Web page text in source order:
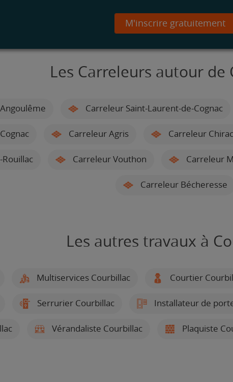
M'inscrire gratuitement
Les Carreleurs autour de
Carreleur Saint-Laurent-de-Cognac
Carreleur Agris Carreleur Chirac
Carreleur Vouthon Carreleur
Carreleur Bécheresse
Les autres travaux à
Multiservices Courbillac Courtier
Serrurier Courbillac Installateur de
Vérandaliste Courbillac Plaquiste